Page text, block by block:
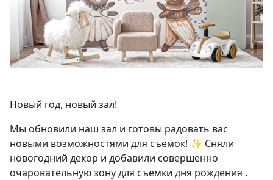
Новый год, новый зал!
Мы обновили наш зал и готовы радовать вас
новыми возможностями для съемок! ✨ Сняли
новогодний декор и добавили совершенно
очаровательную зону для съемки дня рождения .